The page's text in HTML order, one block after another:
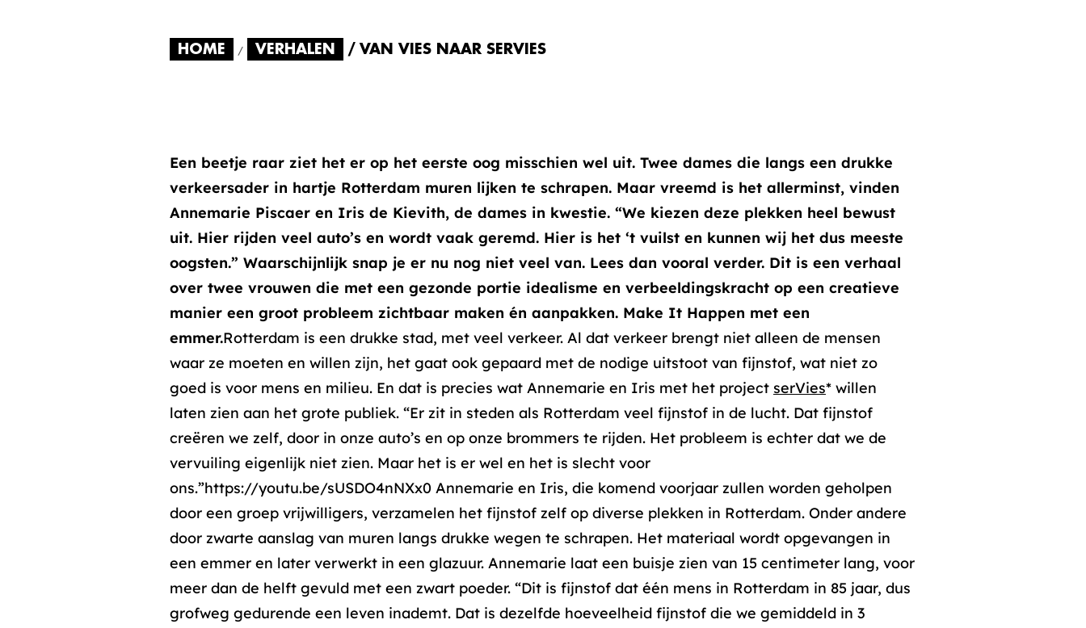
HOME VERHALEN VAN VIES NAAR SERVIES
Een beetje raar ziet het er op het eerste oog misschien wel uit. Twee dames die langs een drukke
verkeersader in hartje Rotterdam muren lijken te schrapen. Maar vreemd is het allerminst, vinden
Annemarie Piscaer en Iris de Kievith, de dames in kwestie. “We kiezen deze plekken heel bewust
uit. Hier rijden veel auto’s en wordt vaak geremd. Hier is het ‘t vuilst en kunnen wij het dus meeste
oogsten.” Waarschijnlijk snap je er nu nog niet veel van. Lees dan vooral verder. Dit is een verhaal
over twee vrouwen die met een gezonde portie idealisme en verbeeldingskracht op een creatieve
manier een groot probleem zichtbaar maken én aanpakken. Make It Happen met een
emmer.Rotterdam is een drukke stad, met veel verkeer. Al dat verkeer brengt niet alleen de mensen
waar ze moeten en willen zijn, het gaat ook gepaard met de nodige uitstoot van fijnstof, wat niet zo
goed is voor mens en milieu. En dat is precies wat Annemarie en Iris met het project serVies* willen
laten zien aan het grote publiek. “Er zit in steden als Rotterdam veel fijnstof in de lucht. Dat fijnstof
creëren we zelf, door in onze auto’s en op onze brommers te rijden. Het probleem is echter dat we de
vervuiling eigenlijk niet zien. Maar het is er wel en het is slecht voor
ons.”https://youtu.be/sUSDO4nNXx0 Annemarie en Iris, die komend voorjaar zullen worden geholpen
door een groep vrijwilligers, verzamelen het fijnstof zelf op diverse plekken in Rotterdam. Onder andere
door zwarte aanslag van muren langs drukke wegen te schrapen. Het materiaal wordt opgevangen in
een emmer en later verwerkt in een glazuur. Annemarie laat een buisje zien van 15 centimeter lang, voor
meer dan de helft gevuld met een zwart poeder. “Dit is fijnstof dat één mens in Rotterdam in 85 jaar, dus
grofweg gedurende een leven inademt. Dat is dezelfde hoeveelheid fijnstof die we gemiddeld in 3